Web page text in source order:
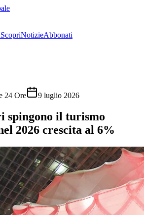
ScopriNotizieAbbonati
24 Ore 9 luglio 2026
spingono il turismo
2026 crescita al 6%